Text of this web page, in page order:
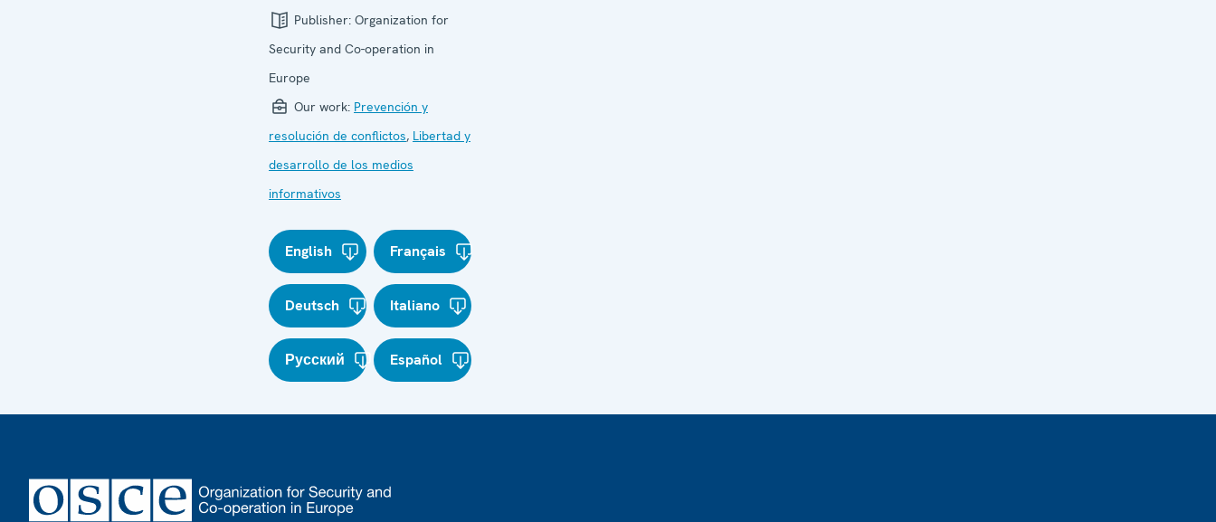
Publisher: Organization for
Security and Co-operation in
Europe
Our work: Prevención y
resolución de conflictos, Libertad y
desarrollo de los medios
informativos
English Français
Deutsch Italiano
Русский Español